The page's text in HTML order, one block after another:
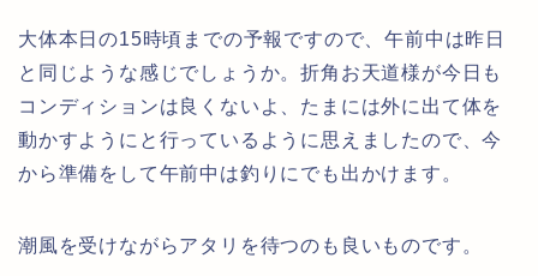
大体本日の15時頃までの予報ですので、午前中は昨日
と同じような感じでしょうか。折角お天道様が今日も
コンディションは良くないよ、たまには外に出て体を
動かすようにと行っているように思えましたので、今
から準備をして午前中は釣りにでも出かけます。
潮風を受けながらアタリを待つのも良いものです。